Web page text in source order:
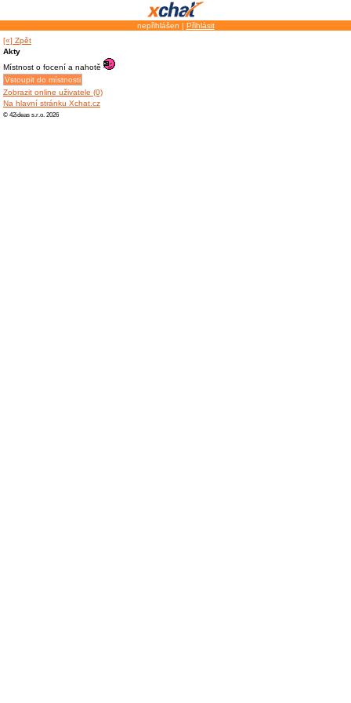
nepřihlášen | Přihlásit
[«] Zpět
Akty
Místnost o focení a nahotě
Zobrazit online uživatele (0)
Na hlavní stránku Xchat.cz
© 42ideas s.r.o. 2026